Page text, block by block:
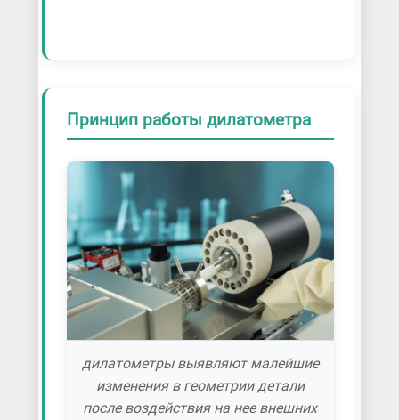
Принцип работы дилатометра
дилатометры выявляют малейшие
изменения в геометрии детали
после воздействия на нее внешних